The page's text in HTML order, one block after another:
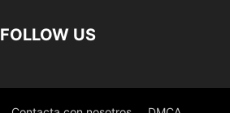
FOLLOW US